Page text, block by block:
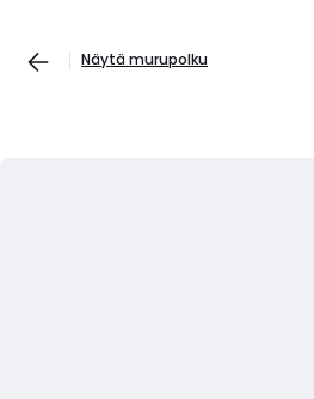
Näytä murupolku